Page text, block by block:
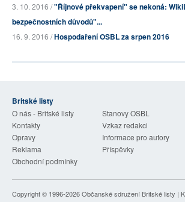
3. 10. 2016 /"Říjnové překvapení" se nekoná:
bezpečnostních důvodů"...
16. 9. 2016 /Hospodaření OSBL za srpen 2016
Britské listy
O nás - Britské listy
Stanovy OSBL
Kontakty
Vzkaz redakci
Opravy
Informace pro autory
Reklama
Příspěvky
Obchodní podmínky
Copyright © 1996-2026Občanské sdružení Britské listy |